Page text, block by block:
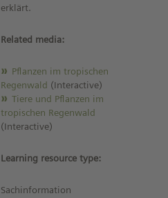
erklärt.
Related media:
Pflanzen im tropischen
Regenwald (Interactive)
Tiere und Pflanzen im
tropischen Regenwald
(Interactive)
Learning resource type:
Sachinformation